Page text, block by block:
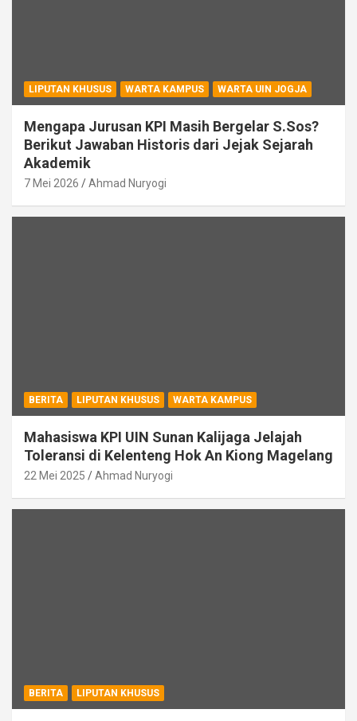
LIPUTAN KHUSUS WARTA KAMPUS WARTA UIN JOGJA
Mengapa Jurusan KPI Masih Bergelar S.Sos?
Berikut Jawaban Historis dari Jejak Sejarah
Akademik
7 Mei 2026 Ahmad Nuryogi
BERITA LIPUTAN KHUSUS WARTA KAMPUS
Mahasiswa KPI UIN Sunan Kalijaga Jelajah
Toleransi di Kelenteng Hok An Kiong Magelang
22 Mei 2025 Ahmad Nuryogi
BERITA LIPUTAN KHUSUS